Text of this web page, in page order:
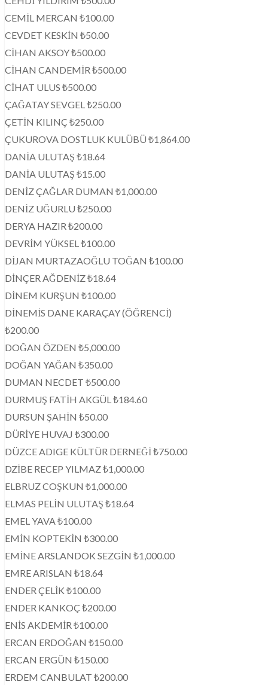
CEMİL MERCAN ₺100.00
CEVDET KESKİN ₺50.00
CİHAN AKSOY ₺500.00
CİHAN CANDEMİR ₺500.00
CİHAT ULUS ₺500.00
ÇAĞATAY SEVGEL ₺250.00
ÇETİN KILINÇ ₺250.00
ÇUKUROVA DOSTLUK KULÜBÜ ₺1,864.00
DANİA ULUTAŞ ₺18.64
DANİA ULUTAŞ ₺15.00
DENİZ ÇAĞLAR DUMAN ₺1,000.00
DENİZ UĞURLU ₺250.00
DERYA HAZIR ₺200.00
DEVRİM YÜKSEL ₺100.00
DİJAN MURTAZAOĞLU TOĞAN ₺100.00
DİNÇER AĞDENİZ ₺18.64
DİNEM KURŞUN ₺100.00
DİNEMİS DANE KARAÇAY (ÖĞRENCİ)
₺200.00
DOĞAN ÖZDEN ₺5,000.00
DOĞAN YAĞAN ₺350.00
DUMAN NECDET ₺500.00
DURMUŞ FATİH AKGÜL ₺184.60
DURSUN ŞAHİN ₺50.00
DÜRİYE HUVAJ ₺300.00
DÜZCE ADIGE KÜLTÜR DERNEĞİ ₺750.00
DZİBE RECEP YILMAZ ₺1,000.00
ELBRUZ COŞKUN ₺1,000.00
ELMAS PELİN ULUTAŞ ₺18.64
EMEL YAVA ₺100.00
EMİN KOPTEKİN ₺300.00
EMİNE ARSLANDOK SEZGİN ₺1,000.00
EMRE ARISLAN ₺18.64
ENDER ÇELİK ₺100.00
ENDER KANKOÇ ₺200.00
ENİS AKDEMİR ₺100.00
ERCAN ERDOĞAN ₺150.00
ERCAN ERGÜN ₺150.00
ERDEM CANBULAT ₺200.00